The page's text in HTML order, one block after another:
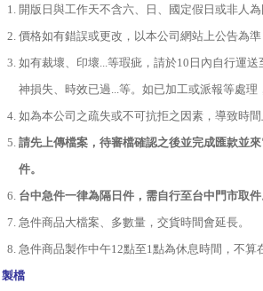
開版日與工作天不含六、日、國定假日或非人為
價格如有錯誤或更改，以本公司網站上公告為
如有裁壞、印壞...等瑕疵，請於10 日內自行運
神損失、時效已過...等。如已加工或派報等處理
如為本公司之疏失或不可抗拒之因素，導致時
請先上傳檔案，待審檔確認之後並完成匯款並
件。
台中急件一律為隔日件，需自行至台中門市取件
急件商品大檔案、多數量，交貨時間會延長。
急件商品製作中午12點至1點為休息時間，不算
製檔